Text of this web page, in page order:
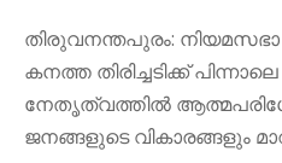
തിരുവനന്തപുരം: നിയമസഭാ
കനത്ത തിരിച്ചടിക്ക്
നേതൃത്വത്തിൽ
ജനങ്ങളുടെ വികാരങ്ങളും